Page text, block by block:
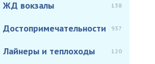
ЖД вокзалы 138
Достопримечательности 937
Лайнеры и теплоходы 120